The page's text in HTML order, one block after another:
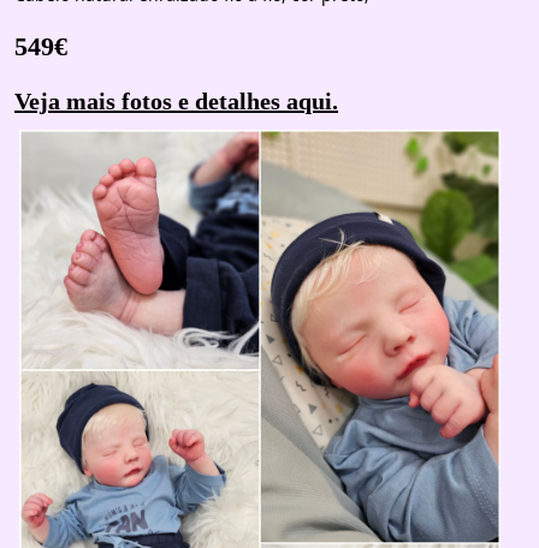
549€
Veja mais fotos e detalhes aqui.